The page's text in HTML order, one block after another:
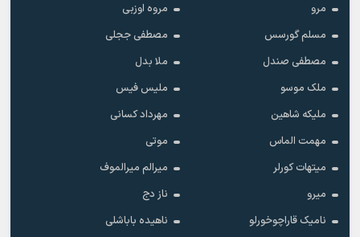
مرو
مروه اوزبی
مسلم گورسس
مصطفی ججلی
مصطفی صندل
ملا بدل
ملک موسو
ملیس فیس
ملیکه شاهین
مهرداد کسانی
مهمت الماس
موتی
میتهات کورلر
میرالم میرالموف
میرو
ناز دج
نامیک قاراچوخورلو
ناهیده باباشلی